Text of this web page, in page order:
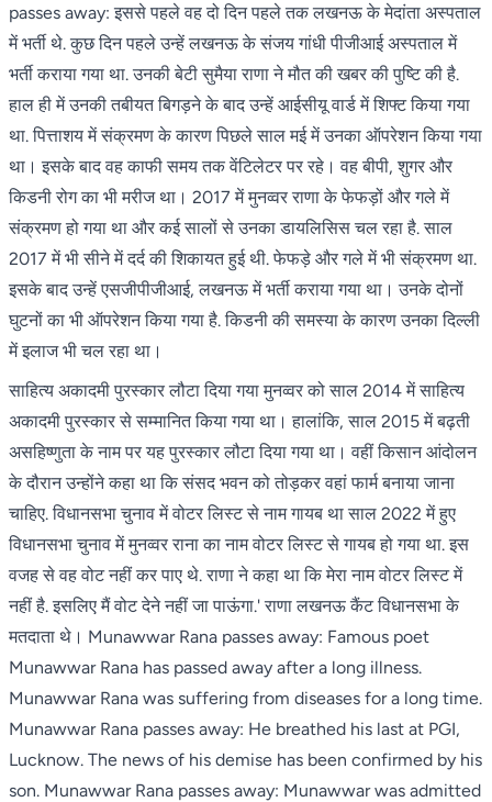
passes away: इससे पहले वह दो दिन पहले तक लखनऊ के मेदांता अस्पताल
में भर्ती थे. कुछ दिन पहले उन्हें लखनऊ के संजय गांधी पीजीआई अस्पताल में
भर्ती कराया गया था. उनकी बेटी सुमैया राणा ने मौत की खबर की पुष्टि की है.
हाल ही में उनकी तबीयत बिगड़ने के बाद उन्हें आईसीयू वार्ड में शिफ्ट किया गया
था. पित्ताशय में संक्रमण के कारण पिछले साल मई में उनका ऑपरेशन किया गया
था। इसके बाद वह काफी समय तक वेंटिलेटर पर रहे। वह बीपी, शुगर और
किडनी रोग का भी मरीज था। 2017 में मुनव्वर राणा के फेफड़ों और गले में
संक्रमण हो गया था और कई सालों से उनका डायलिसिस चल रहा है. साल
2017 में भी सीने में दर्द की शिकायत हुई थी. फेफड़े और गले में भी संक्रमण था.
इसके बाद उन्हें एसजीपीजीआई, लखनऊ में भर्ती कराया गया था। उनके दोनों
घुटनों का भी ऑपरेशन किया गया है. किडनी की समस्या के कारण उनका दिल्ली
में इलाज भी चल रहा था।
साहित्य अकादमी पुरस्कार लौटा दिया गया मुनव्वर को साल 2014 में साहित्य
अकादमी पुरस्कार से सम्मानित किया गया था। हालांकि, साल 2015 में बढ़ती
असहिष्णुता के नाम पर यह पुरस्कार लौटा दिया गया था। वहीं किसान आंदोलन
के दौरान उन्होंने कहा था कि संसद भवन को तोड़कर वहां फार्म बनाया जाना
चाहिए. विधानसभा चुनाव में वोटर लिस्ट से नाम गायब था साल 2022 में हुए
विधानसभा चुनाव में मुनव्वर राना का नाम वोटर लिस्ट से गायब हो गया था. इस
वजह से वह वोट नहीं कर पाए थे. राणा ने कहा था कि मेरा नाम वोटर लिस्ट में
नहीं है. इसलिए मैं वोट देने नहीं जा पाऊंगा.' राणा लखनऊ कैंट विधानसभा के
मतदाता थे। Munawwar Rana passes away: Famous poet
Munawwar Rana has passed away after a long illness.
Munawwar Rana was suffering from diseases for a long time.
Munawwar Rana passes away: He breathed his last at PGI,
Lucknow. The news of his demise has been confirmed by his
son. Munawwar Rana passes away: Munawwar was admitted